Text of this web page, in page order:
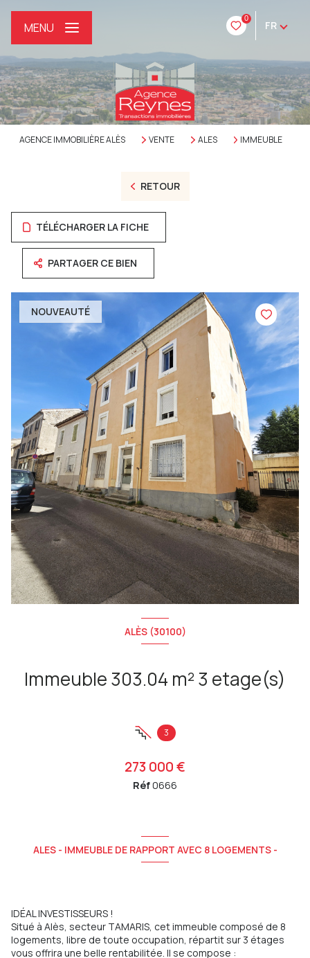
0
FR
MENU
AGENCE IMMOBILIÈRE ALÈS VENTE ALES IMMEUBLE
RETOUR
TÉLÉCHARGER LA FICHE
PARTAGER CE BIEN
NOUVEAUTÉ
ALÈS (30100)
Immeuble 303.04 m² 3 etage(s)
3
273 000 €
Réf0666
ALES - IMMEUBLE DE RAPPORT AVEC 8 LOGEMENTS -
IDÉAL INVESTISSEURS !
Situé à Alès, secteur TAMARIS, cet immeuble composé de 8
logements, libre de toute occupation, répartit sur 3 étages
vous offrira une belle rentabilitée. Il se compose :